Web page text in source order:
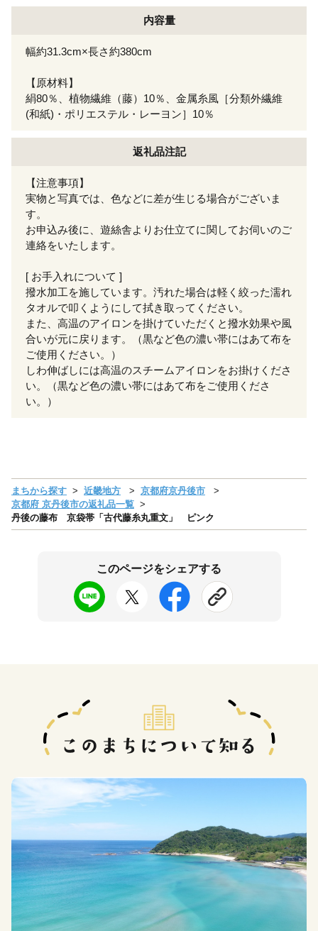
内容量
幅約31.3cm×長さ約380cm
【原材料】
絹80％、植物繊維（藤）10％、金属糸風［分類外繊維
(和紙)・ポリエステル・レーヨン］10％
返礼品注記
【注意事項】
実物と写真では、色などに差が生じる場合がございま
す。
お申込み後に、遊絲舎よりお仕立てに関してお伺いのご
連絡をいたします。
[ お手入れについて ]
撥水加工を施しています。汚れた場合は軽く絞った濡れ
タオルで叩くようにして拭き取ってください。
また、高温のアイロンを掛けていただくと撥水効果や風
合いが元に戻ります。（黒など色の濃い帯にはあて布を
ご使用ください。）
しわ伸ばしには高温のスチームアイロンをお掛けくださ
い。（黒など色の濃い帯にはあて布をご使用くださ
い。）
まちから探す 近畿地方
京都府京丹後市
京都府 京丹後市の返礼品一覧
丹後の藤布 京袋帯「古代藤糸丸重文」 ピンク
このページをシェアする